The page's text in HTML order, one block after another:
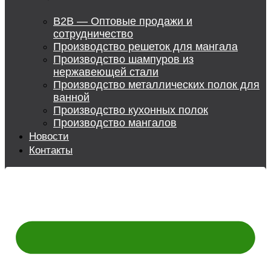
B2B — Оптовые продажи и
сотрудничество
Производство решеток для мангала
Производство шампуров из
нержавеющей стали
Производство металлических полок для
ванной
Производство кухонных полок
Производство мангалов
Новости
Контакты